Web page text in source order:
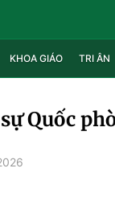
KHOA GIÁO TRI ÂN
Quốc